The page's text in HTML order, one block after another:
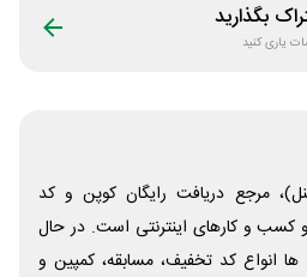
بگذارید
یاری کنید
مرجع دریافت رایگان کوپن و کد
کسب و‌ کارهای اینترنتی است. در حال
انواع کد تخفیف، مسابقه، کمپین و